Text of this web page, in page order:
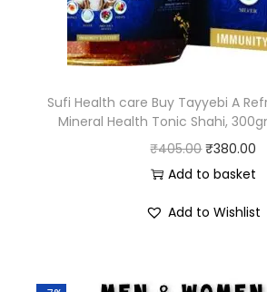
Sufi Health care Buy Tayyebi A
Mineral Health Tonic Shahi,
₹405.00 ₹380.00
Add to basket
Add to Wishlist